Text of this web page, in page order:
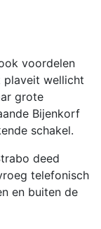
voordelen
plaveit wellicht
grote
Bijenkorf
schakel.
deed
telefonisch
en buiten de